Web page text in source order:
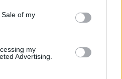
of my
my
Advertising.
πάρτι για τον γάμο